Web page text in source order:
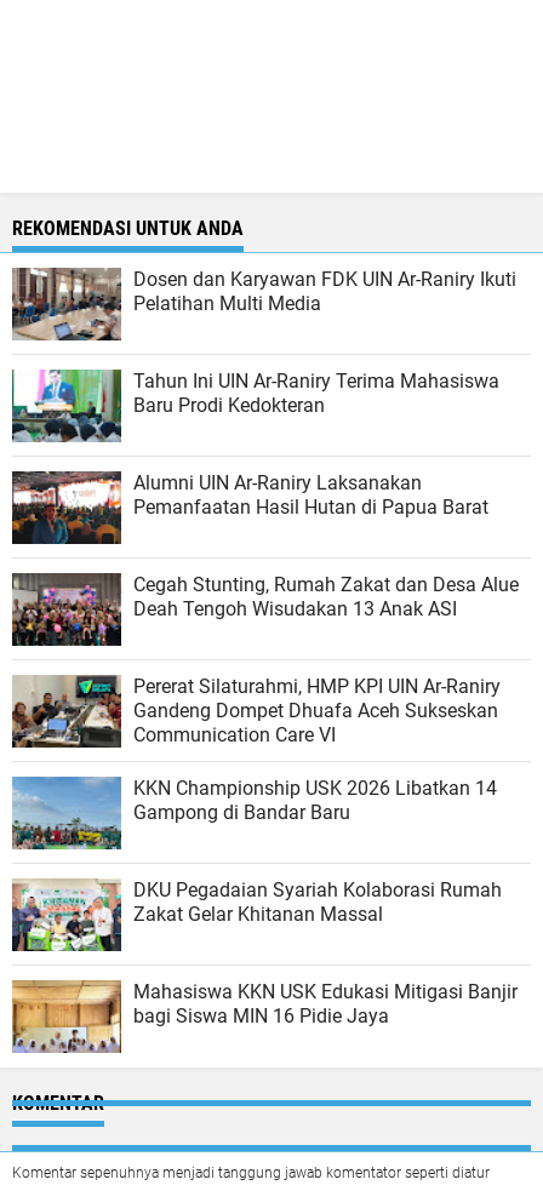
REKOMENDASI UNTUK ANDA
Dosen dan Karyawan FDK UIN Ar-Raniry Ikuti
Pelatihan Multi Media
Tahun Ini UIN Ar-Raniry Terima Mahasiswa
Baru Prodi Kedokteran
Alumni UIN Ar-Raniry Laksanakan
Pemanfaatan Hasil Hutan di Papua Barat
Cegah Stunting, Rumah Zakat dan Desa Alue
Deah Tengoh Wisudakan 13 Anak ASI
Pererat Silaturahmi, HMP KPI UIN Ar-Raniry
Gandeng Dompet Dhuafa Aceh Sukseskan
Communication Care VI
KKN Championship USK 2026 Libatkan 14
Gampong di Bandar Baru
DKU Pegadaian Syariah Kolaborasi Rumah
Zakat Gelar Khitanan Massal
Mahasiswa KKN USK Edukasi Mitigasi Banjir
bagi Siswa MIN 16 Pidie Jaya
KOMENTAR
Komentar sepenuhnya menjadi tanggung jawab komentator seperti diatur